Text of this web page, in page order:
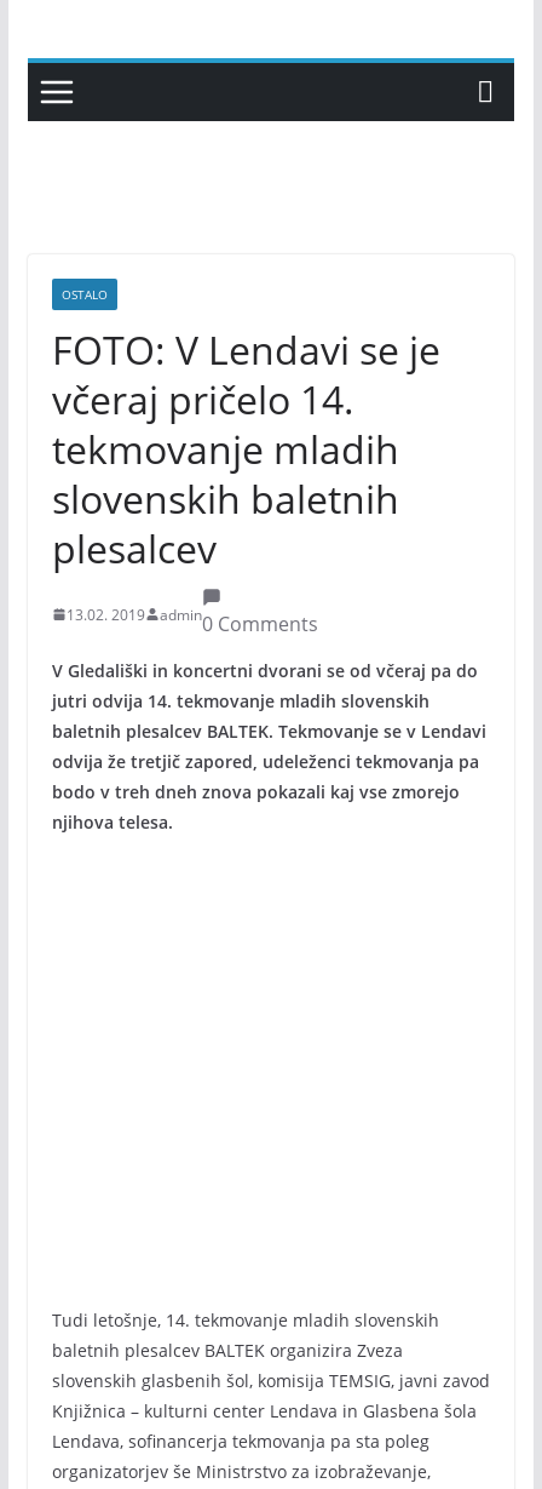
content
OSTALO
FOTO: V Lendavi se je
včeraj pričelo 14.
tekmovanje mladih
slovenskih baletnih
plesalcev
13.02. 2019 admin0 Comments
V Gledališki in koncertni dvorani se od včeraj pa do
jutri odvija 14. tekmovanje mladih slovenskih
baletnih plesalcev BALTEK. Tekmovanje se v Lendavi
odvija že tretjič zapored, udeleženci tekmovanja pa
bodo v treh dneh znova pokazali kaj vse zmorejo
njihova telesa.
Tudi letošnje, 14. tekmovanje mladih slovenskih
baletnih plesalcev BALTEK organizira Zveza
slovenskih glasbenih šol, komisija TEMSIG, javni zavod
Knjižnica – kulturni center Lendava in Glasbena šola
Lendava, sofinancerja tekmovanja pa sta poleg
organizatorjev še Ministrstvo za izobraževanje,